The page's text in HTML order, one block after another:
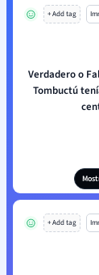
+ Add tag
Verdadero o
Tombuctú
+ Add tag